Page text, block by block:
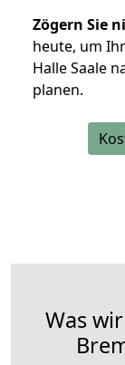
Zögern Sie
heute, um
Halle Saale
planen.
Was